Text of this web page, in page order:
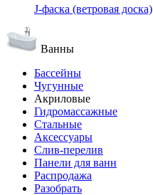
J-фаска (ветровая доска)
Ванны
Бассейны
Чугунные
Акриловые
Гидромассажные
Стальные
Аксессуары
Слив-перелив
Панели для ванн
Распродажа
Разобрать